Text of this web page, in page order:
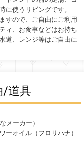
に使うリビングです。
すので、ご自由にご利用
ィ、お食事などはお持ち
道、レンジ等はご自由に
/道具
メーカー）
ーオイル（フロリハナ）